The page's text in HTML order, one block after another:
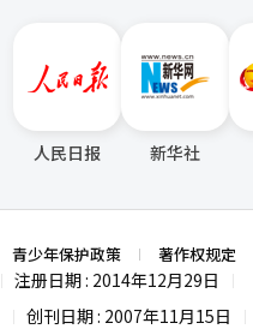
人民日报 新华社
青少年保护政策 著作权规定
注册日期 : 2014年12月29日
创刊日期 : 2007年11月15日